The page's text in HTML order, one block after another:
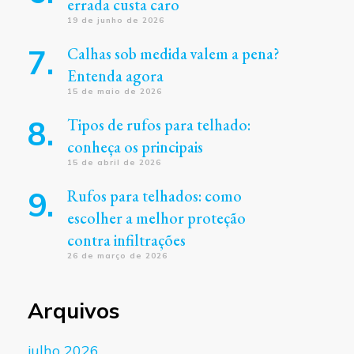
errada custa caro
19 de junho de 2026
Calhas sob medida valem a pena?
Entenda agora
15 de maio de 2026
Tipos de rufos para telhado:
conheça os principais
15 de abril de 2026
Rufos para telhados: como
escolher a melhor proteção
contra infiltrações
26 de março de 2026
Arquivos
julho 2026